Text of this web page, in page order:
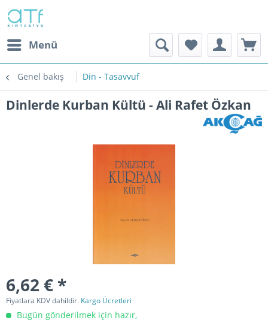
Menü
Genel bakış Din - Tasavvuf
Dinlerde Kurban Kültü - Ali Rafet Özkan
6,62 € *
Fiyatlara KDV dahildir. Kargo Ücretleri
Bugün gönderilmek için hazır,